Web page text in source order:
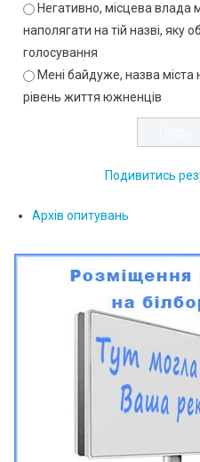
Негативно, місцева влада
наполягати на тій назві, яку
голосування
Мені байдуже, назва міста
рівень життя южненців
Подивитись
Архів опитувань